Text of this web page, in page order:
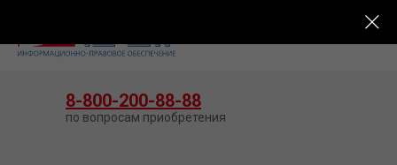
8-800-200-88-88
по вопросам приобретения